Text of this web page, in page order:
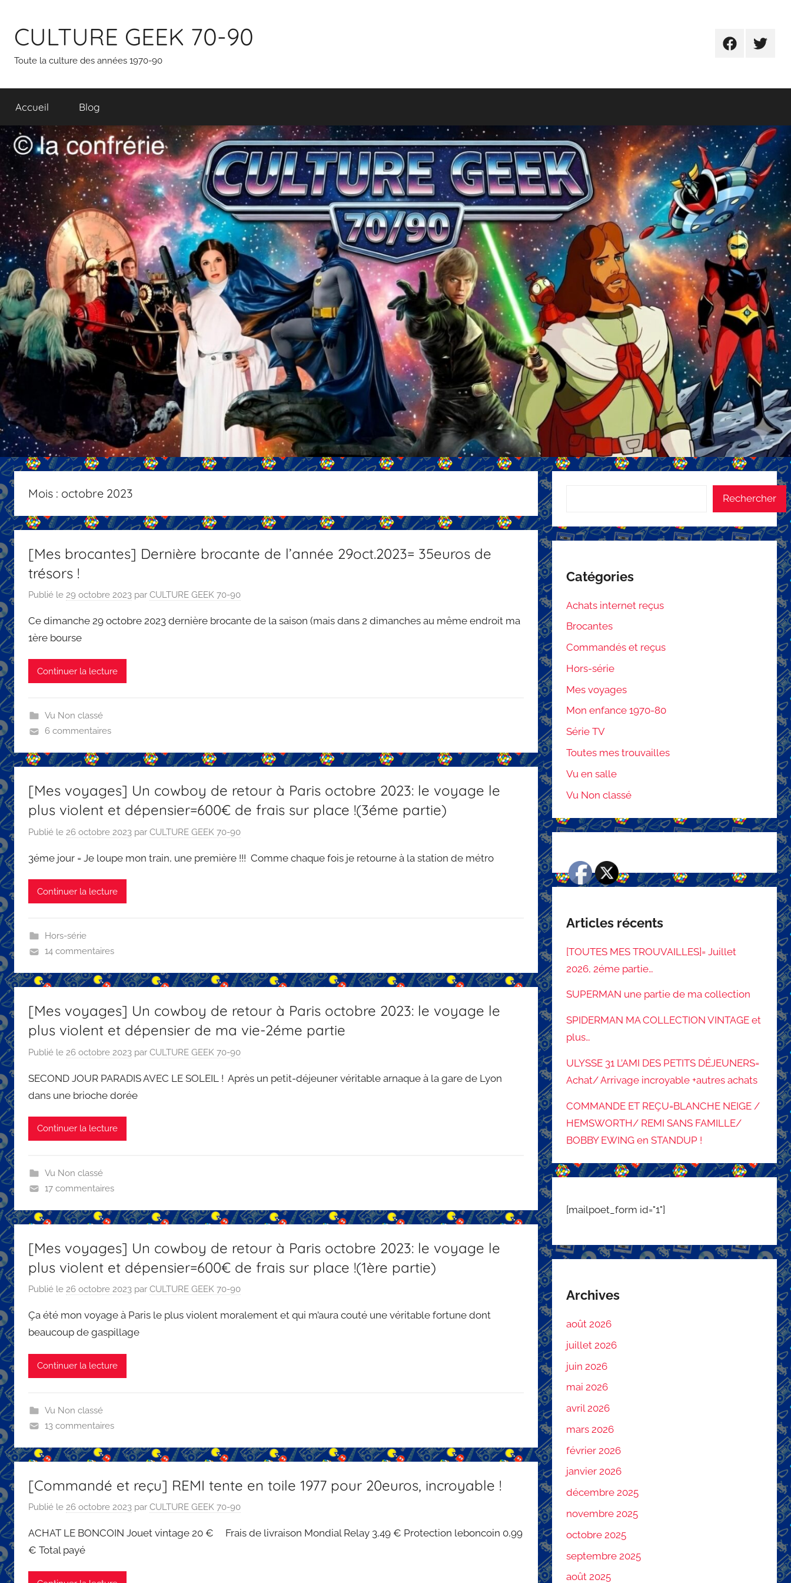
contenu
CULTURE GEEK 70-90
Toute la culture des années 1970-90
FB TW
Accueil Blog
Mois : octobre 2023
[Mes brocantes] Dernière brocante de l’année 29oct.2023= 35euros de
trésors !
Publié le 29 octobre 2023 par CULTURE GEEK 70-90
Ce dimanche 29 octobre 2023 dernière brocante de la saison (mais dans 2 dimanches au même endroit ma
1ère bourse
Continuer la lecture
Vu Non classé
6 commentaires
[Mes voyages] Un cowboy de retour à Paris octobre 2023: le voyage le
plus violent et dépensier=600€ de frais sur place !(3éme partie)
Publié le 26 octobre 2023 par CULTURE GEEK 70-90
3éme jour = Je loupe mon train, une première !!! Comme chaque fois je retourne à la station de métro
Continuer la lecture
Hors-série
14 commentaires
[Mes voyages] Un cowboy de retour à Paris octobre 2023: le voyage le
plus violent et dépensier de ma vie-2éme partie
Publié le 26 octobre 2023 par CULTURE GEEK 70-90
SECOND JOUR PARADIS AVEC LE SOLEIL ! Après un petit-déjeuner véritable arnaque à la gare de Lyon
dans une brioche dorée
Continuer la lecture
Vu Non classé
17 commentaires
[Mes voyages] Un cowboy de retour à Paris octobre 2023: le voyage le
plus violent et dépensier=600€ de frais sur place !(1ère partie)
Publié le 26 octobre 2023 par CULTURE GEEK 70-90
Ça été mon voyage à Paris le plus violent moralement et qui m’aura couté une véritable fortune dont
beaucoup de gaspillage
Continuer la lecture
Vu Non classé
13 commentaires
[Commandé et reçu] REMI tente en toile 1977 pour 20euros, incroyable !
Publié le 26 octobre 2023 par CULTURE GEEK 70-90
ACHAT LE BONCOIN Jouet vintage 20 € Frais de livraison Mondial Relay 3,49 € Protection leboncoin 0,99
€ Total payé
Rechercher
Catégories
Achats internet reçus
Brocantes
Commandés et reçus
Hors-série
Mes voyages
Mon enfance 1970-80
Série TV
Toutes mes trouvailles
Vu en salle
Vu Non classé
Articles récents
[TOUTES MES TROUVAILLES]= Juillet
2026, 2éme partie…
SUPERMAN une partie de ma collection
SPIDERMAN MA COLLECTION VINTAGE et
plus…
ULYSSE 31 L’AMI DES PETITS DÉJEUNERS=
Achat/ Arrivage incroyable +autres achats
COMMANDE ET REÇU=BLANCHE NEIGE /
HEMSWORTH/ REMI SANS FAMILLE/
BOBBY EWING en STANDUP !
[mailpoet_form id="1"]
Archives
août 2026
juillet 2026
juin 2026
mai 2026
avril 2026
mars 2026
février 2026
janvier 2026
décembre 2025
novembre 2025
octobre 2025
septembre 2025
août 2025